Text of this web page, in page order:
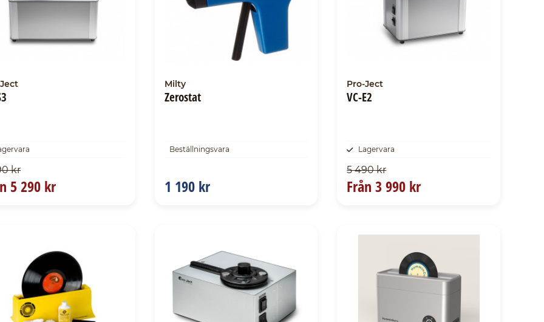
kr
5 290 kr
Milty
Zerostat
Beställningsvara
1 190 kr
Pro-Ject
VC-E2
Lagervara
5 490 kr
Från 3 990 kr